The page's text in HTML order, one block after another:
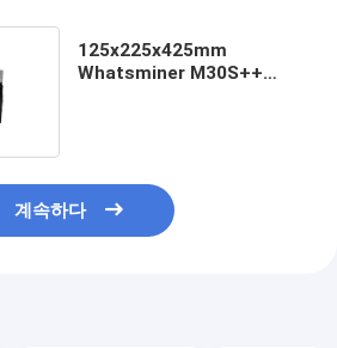
125x225x425mm
Whatsminer M30S++
계속하다